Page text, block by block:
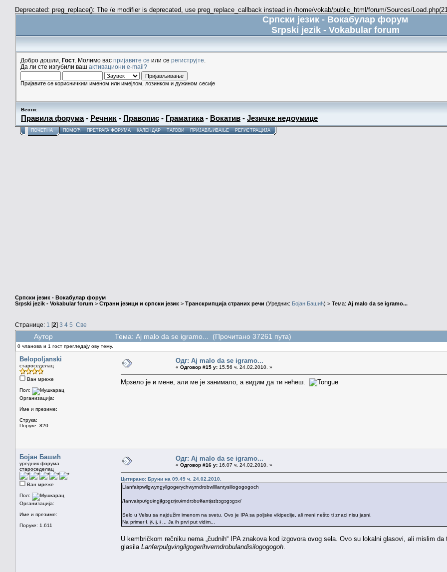
Deprecated: preg_replace(): The /e modifier is deprecated, use preg_replace_callback instead in /home/vokab/public_html/forum/Sources/
Српски језик - Вокабулар форум
Srpski jezik - Vokabular forum
Добро дошли, Гост . Молимо вас пријавите се или се региструјте
Да ли сте изгубили ваш активациони e-mail?
Пријавите се корисничким именом или имејлом, лозинком и дужином сесије
Вести:
Правила форума- Речник - Правопис - Граматика- Вокатив - Језичке недоумице
ПОЧЕТНА ПОМОЋ ПРЕТРАГА ФОРУМА КАЛЕНДАР ТАГОВИ ПРИЈАВЉИВАЊЕ РЕГИСТРАЦИЈА
Српски језик - Вокабулар форум
Srpski jezik - Vokabular forum > Страни језици и српски језик > Транскрипција страних речи (Уредник: Бојан Башић) > Тема: Aj malo da se igramo...
Странице: 1 [2] 3 4 5 Све
Аутор Тема: Aj malo da se igramo... (Прочитано 37261 пута)
0 чланова и 1 гост прегледају ову тему.
Belopoljanski
староседелац
Ван мреже
Пол:
Организација:
Име и презиме:
Струка:
Поруке: 820
Одг: Aj malo da se igramo...
« Одговор #15 у: 15.56 ч. 24.02.2010. »
Мрзело је и мене, али ме је занимало, а видим да ти нећеш.
Бојан Башић
уредник форума
староседелац
Ван мреже
Пол:
Организација:
Име и презиме:
Поруке: 1.611
Одг: Aj malo da se igramo...
« Одговор #16 у: 16.07 ч. 24.02.2010. »
Цитирано: Бруни на 09.49 ч. 24.02.2010.
Llanfairpwllgwyngyllgogerychwyrndrobwllllantysiliogogogoch
/ɬanvairpʊɬgʊɨngɨ̞ɬgɔgɛrɨ̞xʊɨrndrɔbʊɬɬantɨ̞sɪlɪɔgɔgɔgɔx/
Selo u Velsu sa najdužim imenom na svetu. Ovo je IPA sa poljske vikipedije, ali meni nešto ti znaci nisu jasni.
Na primer ɬ, ɨ̞ɬ, ɨ̞, ɨ ... Ja ih prvi put vidim...
U kembričkom rečniku nema „čudnih“ IPA znakova kod izgovora ovog sela. Ovo su lokalni glasovi, ali mislim
glasila Lanferpulgvingilgogerihverndrobulandisilogogogoh